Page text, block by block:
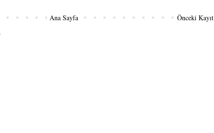
Önceki Kayıt
Ana Sayfa